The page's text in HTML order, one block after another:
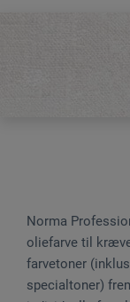
Norma
oliefarve til
farvetoner
specialtoner)